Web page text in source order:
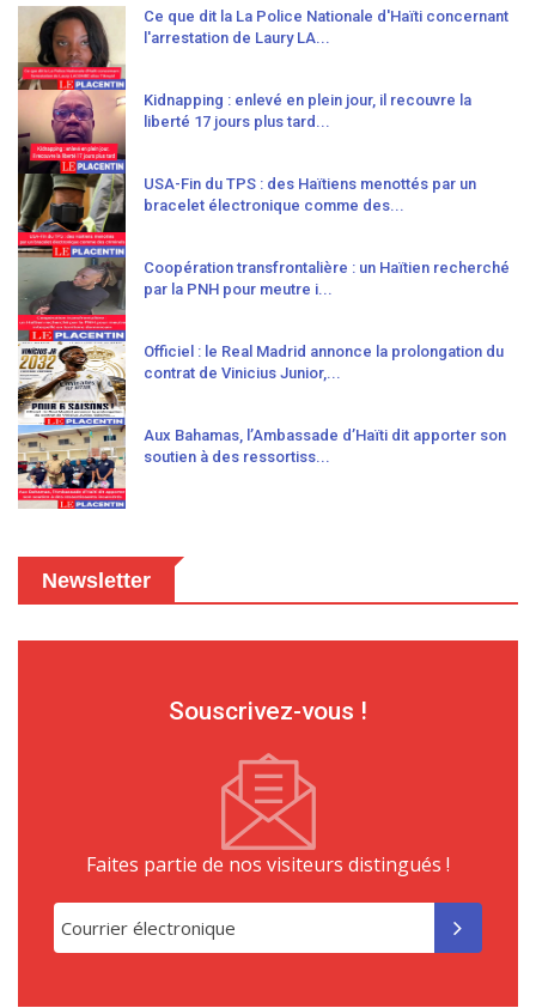
Ce que dit la La Police Nationale d'Haïti concernant
l'arrestation de Laury LA...
Kidnapping : enlevé en plein jour, il recouvre la
liberté 17 jours plus tard...
USA-Fin du TPS : des Haïtiens menottés par un
bracelet électronique comme des...
Coopération transfrontalière : un Haïtien recherché
par la PNH pour meutre i...
Officiel : le Real Madrid annonce la prolongation du
contrat de Vinicius Junior,...
Aux Bahamas, l’Ambassade d’Haïti dit apporter son
soutien à des ressortiss...
Newsletter
Souscrivez-vous !
Faites partie de nos visiteurs distingués !